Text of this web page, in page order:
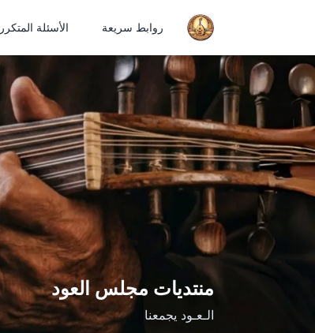
روابط سريعة الأسئلة
منتديات مجلس العود
الـعـود يجمعنا